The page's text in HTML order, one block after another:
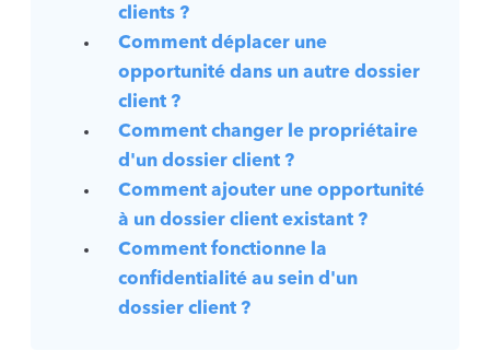
clients ?
Comment déplacer une
opportunité dans un autre dossier
client ?
Comment changer le propriétaire
d'un dossier client ?
Comment ajouter une opportunité
à un dossier client existant ?
Comment fonctionne la
confidentialité au sein d'un
dossier client ?